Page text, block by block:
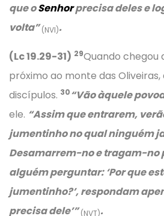
que oSenhorprecisa deles e
volta”(NVI).
(Lc 19.29-31) 29Quando chegou
próximo ao monte das Oliveiras,
discípulos. 30“Vão àquele
ele. “Assim que entrarem,
jumentinho no qual ninguém
Desamarrem-no e tragam-no
alguém perguntar:‘Por que
jumentinho?’, respondam
precisa dele’”(NVT).